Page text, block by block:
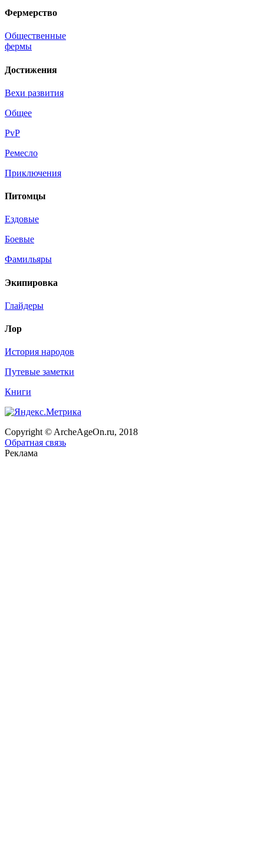
Фермерство
Общественные
фермы
Достижения
Вехи развития
Общее
PvP
Ремесло
Приключения
Питомцы
Ездовые
Боевые
Фамильяры
Экипировка
Глайдеры
Лор
История народов
Путевые заметки
Книги
Copyright © ArcheAgeOn.ru, 2018
Обратная связь
Реклама